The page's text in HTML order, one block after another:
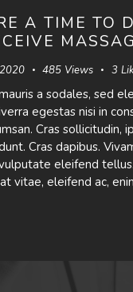
A TIME TO
485 Views 3
a sodales, sed
egestas nisi in
Cras sollicitudin,
Cras dapibus.
eleifend
vitae, eleifend ac,